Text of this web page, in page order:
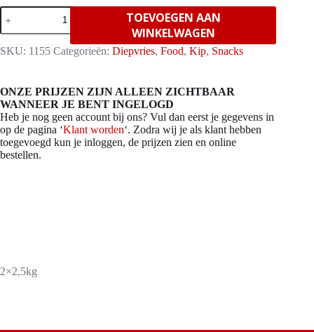
Crispy
Chicken
Wings
H&S
TOEVOEGEN AAN
WINKELWAGEN
SKU: 1155 Categorieën: Diepvries, Food, Kip, Snacks
ONZE PRIJZEN ZIJN ALLEEN ZICHTBAAR
WANNEER JE BENT INGELOGD
Heb je nog geen account bij ons? Vul dan eerst je gegevens in
op de pagina ‘Klant worden‘. Zodra wij je als klant hebben
toegevoegd kun je inloggen, de prijzen zien en online
bestellen.
2×2,5kg